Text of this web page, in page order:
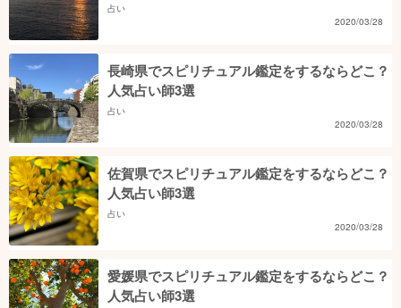
占い
2020/03/28
長崎県でスピリチュアル鑑定をするならどこ？
人気占い師3選
占い
2020/03/28
佐賀県でスピリチュアル鑑定をするならどこ？
人気占い師3選
占い
2020/03/28
愛媛県でスピリチュアル鑑定をするならどこ？
人気占い師3選